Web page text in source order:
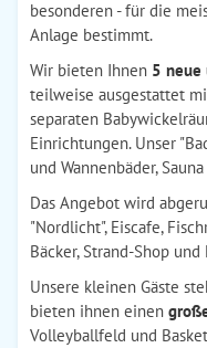
besonderen - für die
Anlage bestimmt.
Wir bieten Ihnen 5 neue
teilweise ausgestattet
separaten
Einrichtungen. Unser
und Wannenbäder,
Das Angebot wird
"Nordlicht", Eiscafe,
Bäcker, Strand-Shop und
Unsere kleinen Gäste
bieten ihnen einen
Volleyballfeld und